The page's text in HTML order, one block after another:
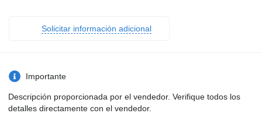
Solicitar información adicional
Importante
Descripción proporcionada por el vendedor. Verifique todos los
detalles directamente con el vendedor.